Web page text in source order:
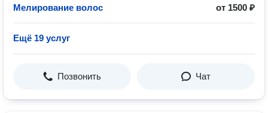
Мелирование волос от 1500 ₽
Ещё 19 услуг
Позвонить Чат